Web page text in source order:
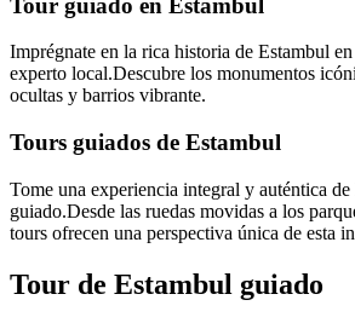
Tour guiado en Estambul
Imprégnate en la rica historia de Estambul
experto local.Descubre los monumentos
ocultas y barrios vibrante.
Tours guiados de Estambul
Tome una experiencia integral y auténtica
guiado.Desde las ruedas movidas a los
tours ofrecen una perspectiva única de esta
Tour de Estambul guiado